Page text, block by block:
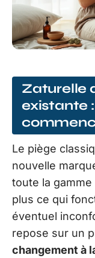
Zaturelle
existante
Le piège
nouvelle
toute la
plus ce qui
éventuel
repose sur un
changement à